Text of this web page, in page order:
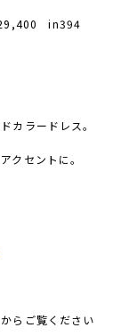
in394
カラードレス。
クセントに。
らご覧ください